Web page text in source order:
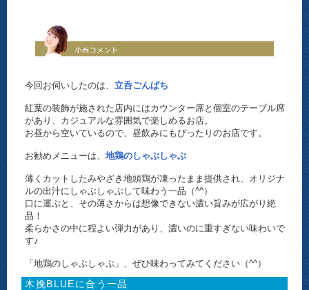
今回お伺いしたのは、立呑ごんぱち
紅葉の装飾が施された店内にはカウンター席と個室のテーブル席
があり、カジュアルな雰囲気で楽しめるお店。
お昼から空いているので、昼飲みにもぴったりのお店です。
お勧めメニューは、地鶏のしゃぶしゃぶ
薄くカットしたみやざき地頭鶏が凍ったまま提供され、オリジナ
ルの出汁にしゃぶしゃぶして味わう一品（^^）
口に運ぶと、その薄さからは想像できない濃い旨みが広がり絶
品！
柔らかさの中に程よい弾力があり、濃いのに重すぎない味わいで
す♪
「地鶏のしゃぶしゃぶ」、ぜひ味わってみてください（^^）
木挽BLUEに合う一品